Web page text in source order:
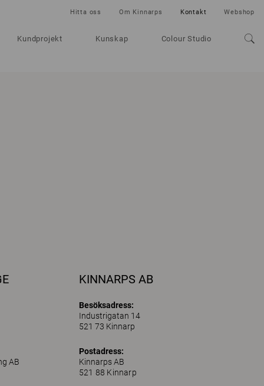
Kundprojekt Kunskap Colour Studio
Hitta oss Om Kinnarps Kontakt Webshop
AB
KINNARPS AB
Besöksadress:
Industrigatan 14
521 73 Kinnarp
Postadress:
Kinnarps AB
521 88 Kinnarp